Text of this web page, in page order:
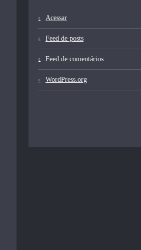
Acessar
Feed de posts
Feed de comentários
WordPress.org